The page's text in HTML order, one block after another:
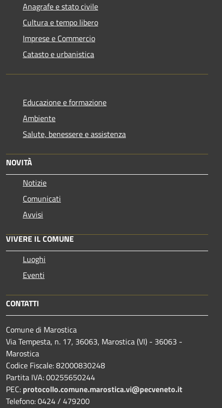
Anagrafe e stato civile
Cultura e tempo libero
Imprese e Commercio
Catasto e urbanistica
Educazione e formazione
Ambiente
Salute, benessere e assistenza
NOVITÀ
Notizie
Comunicati
Avvisi
VIVERE IL COMUNE
Luoghi
Eventi
CONTATTI
Comune di Marostica
Via Tempesta, n. 17, 36063, Marostica (VI) - 36063 -
Marostica
Codice Fiscale: 82000830248
Partita IVA: 00255650244
PEC: protocollo.comune.marostica.vi@pecveneto.it
Telefono: 0424 / 479200